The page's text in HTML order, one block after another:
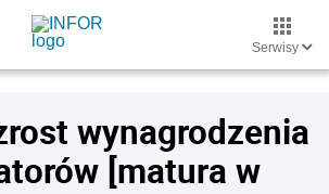
Serwisy
wynagrodzenia
[matura w